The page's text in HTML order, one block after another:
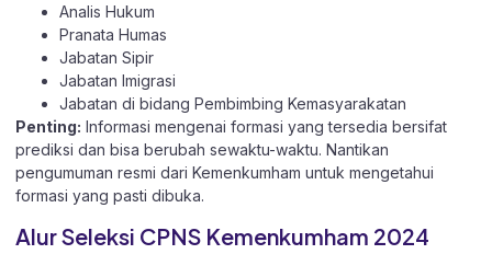
Analis Hukum
Pranata Humas
Jabatan Sipir
Jabatan Imigrasi
Jabatan di bidang Pembimbing Kemasyarakatan
Penting: Informasi mengenai formasi yang tersedia bersifat
prediksi dan bisa berubah sewaktu-waktu. Nantikan
pengumuman resmi dari Kemenkumham untuk mengetahui
formasi yang pasti dibuka.
Alur Seleksi CPNS Kemenkumham 2024